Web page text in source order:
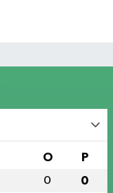
O P
0 0